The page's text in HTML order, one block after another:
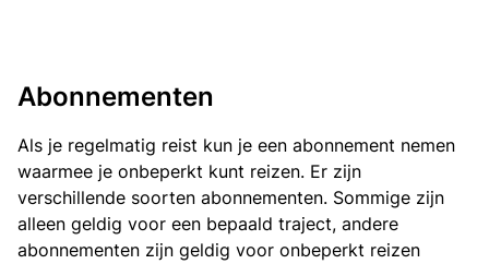
Abonnementen
Als je regelmatig reist kun je een abonnement nemen
waarmee je onbeperkt kunt reizen. Er zijn
verschillende soorten abonnementen. Sommige zijn
alleen geldig voor een bepaald traject, andere
abonnementen zijn geldig voor onbeperkt reizen